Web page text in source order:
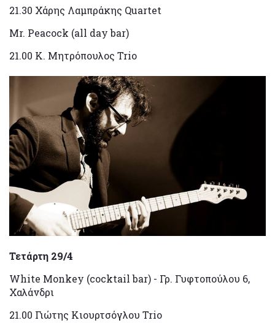
21.30 Χάρης Λαμπράκης Quartet
Mr. Peacock (all day bar)
21.00 Κ. Μητρόπουλος Trio
Τετάρτη 29/4
White Monkey (cocktail bar) - Γρ. Γυφτοπούλου 6,
Χαλάνδρι
21.00 Γιώτης Κιουρτσόγλου Trio